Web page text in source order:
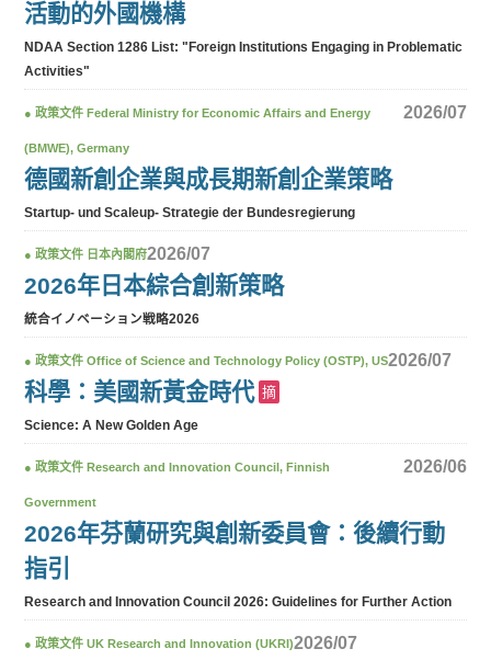
活動的外國機構
NDAA Section 1286 List: "Foreign Institutions Engaging in Problematic
Activities"
●政策文件 Federal Ministry for Economic Affairs and Energy
(BMWE), Germany
2026/07
德國新創企業與成長期新創企業策略
Startup- und Scaleup- Strategie der Bundesregierung
●政策文件 日本內閣府2026/07
2026年日本綜合創新策略
統合イノベーション戦略2026
●政策文件 Office of Science and Technology Policy (OSTP), US2026/07
科學：美國新黃金時代 摘
Science: A New Golden Age
●政策文件 Research and Innovation Council, Finnish
Government
2026/06
2026年芬蘭研究與創新委員會：後續行動
指引
Research and Innovation Council 2026: Guidelines for Further Action
●政策文件 UK Research and Innovation (UKRI)2026/07